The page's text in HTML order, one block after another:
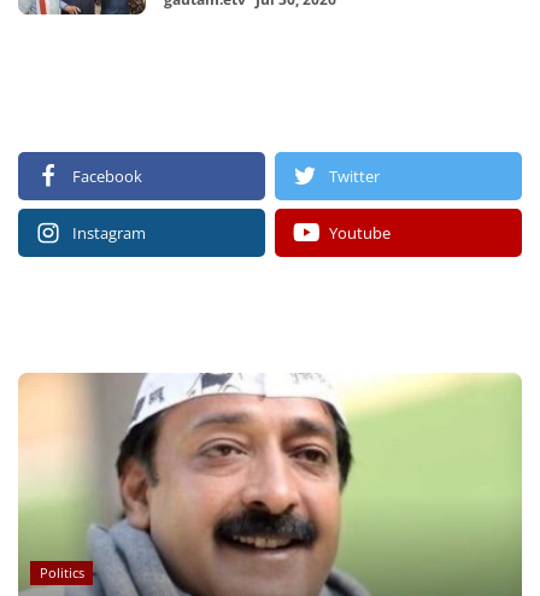
Facebook Twitter
Instagram Youtube
Politics